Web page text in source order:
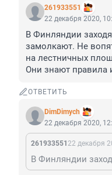
261933551
22 декабря 2020,
В Финляндии
замолкают. Не
на лестничных
Они знают правила
ОТВЕТИТЬ
DimDimych
22 декабря 2020,
261933551 22 декабря